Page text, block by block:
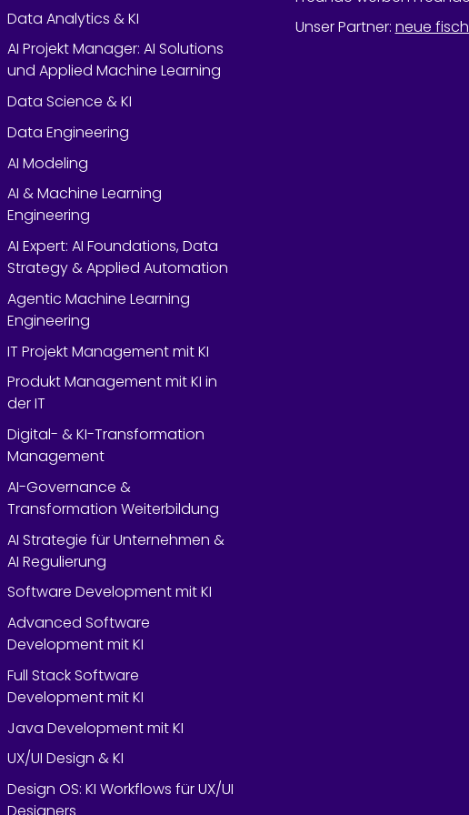
Data Analytics & KI
AI Projekt Manager: AI Solutions
und Applied Machine Learning
Data Science & KI
Data Engineering
AI Modeling
AI & Machine Learning
Engineering
AI Expert: AI Foundations, Data
Strategy & Applied Automation
Agentic Machine Learning
Engineering
IT Projekt Management mit KI
Produkt Management mit KI in
der IT
Digital- & KI-Transformation
Management
AI-Governance &
Transformation Weiterbildung
AI Strategie für Unternehmen &
AI Regulierung
Software Development mit KI
Advanced Software
Development mit KI
Full Stack Software
Development mit KI
Java Development mit KI
UX/UI Design & KI
Design OS: KI Workflows für UX/UI
Unser Partner: neue